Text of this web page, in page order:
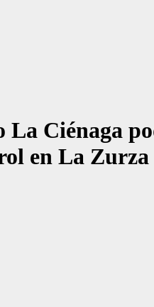
Ciénaga
en La Zurza